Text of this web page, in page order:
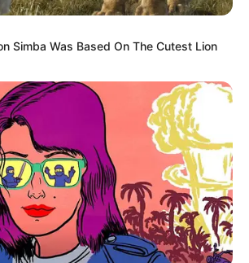
Simba Was Based On The Cutest Lion